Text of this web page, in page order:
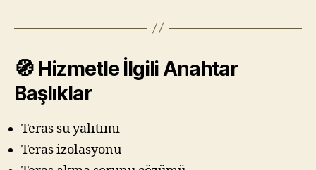
🧭 Hizmetle İlgili Anahtar
Başlıklar
Teras su yalıtımı
Teras izolasyonu